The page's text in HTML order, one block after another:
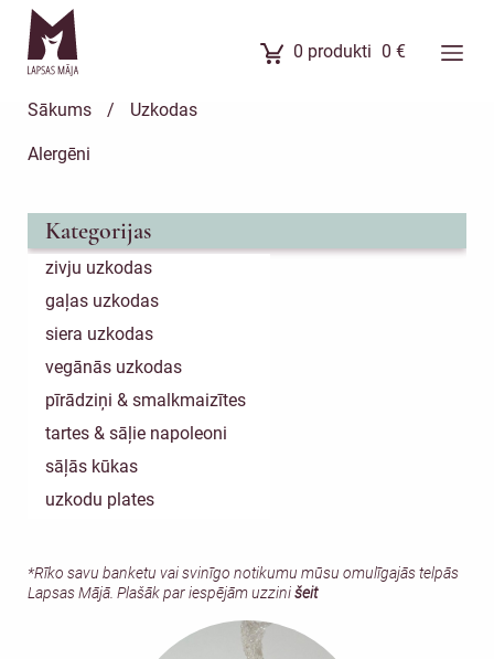
0 produkti 0 €
Sākums / Uzkodas
Alergēni
Kategorijas
zivju uzkodas
gaļas uzkodas
siera uzkodas
vegānās uzkodas
pīrādziņi & smalkmaizītes
tartes & sāļie napoleoni
sāļās kūkas
uzkodu plates
*Rīko savu banketu vai svinīgo notikumu mūsu omulīgajās telpās
Lapsas Mājā. Plašāk par iespējām uzzinišeit